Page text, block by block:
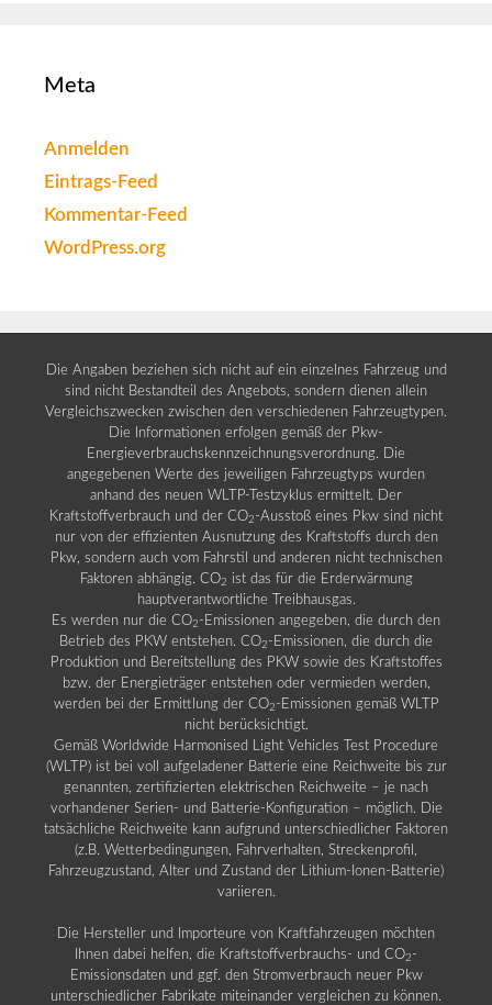
Meta
Anmelden
Eintrags-Feed
Kommentar-Feed
WordPress.org
Die Angaben beziehen sich nicht auf ein einzelnes Fahrzeug und
sind nicht Bestandteil des Angebots, sondern dienen allein
Vergleichszwecken zwischen den verschiedenen Fahrzeugtypen.
Die Informationen erfolgen gemäß der Pkw-
Energieverbrauchskennzeichnungsverordnung. Die
angegebenen Werte des jeweiligen Fahrzeugtyps wurden
anhand des neuen WLTP-Testzyklus ermittelt. Der
Kraftstoffverbrauch und der CO2 -Ausstoß eines Pkw sind nicht
nur von der effizienten Ausnutzung des Kraftstoffs durch den
Pkw, sondern auch vom Fahrstil und anderen nicht technischen
Faktoren abhängig. CO2 ist das für die Erderwärmung
hauptverantwortliche Treibhausgas.
Es werden nur die CO2 -Emissionen angegeben, die durch den
Betrieb des PKW entstehen. CO2 -Emissionen, die durch die
Produktion und Bereitstellung des PKW sowie des Kraftstoffes
bzw. der Energieträger entstehen oder vermieden werden,
werden bei der Ermittlung der CO2 -Emissionen gemäß WLTP
nicht berücksichtigt.
Gemäß Worldwide Harmonised Light Vehicles Test Procedure
(WLTP) ist bei voll aufgeladener Batterie eine Reichweite bis zur
genannten, zertifizierten elektrischen Reichweite – je nach
vorhandener Serien- und Batterie-Konfiguration – möglich. Die
tatsächliche Reichweite kann aufgrund unterschiedlicher Faktoren
(z.B. Wetterbedingungen, Fahrverhalten, Streckenprofil,
Fahrzeugzustand, Alter und Zustand der Lithium-Ionen-Batterie)
variieren.
Die Hersteller und Importeure von Kraftfahrzeugen möchten
Ihnen dabei helfen, die Kraftstoffverbrauchs- und CO2 -
Emissionsdaten und ggf. den Stromverbrauch neuer Pkw
unterschiedlicher Fabrikate miteinander vergleichen zu können.